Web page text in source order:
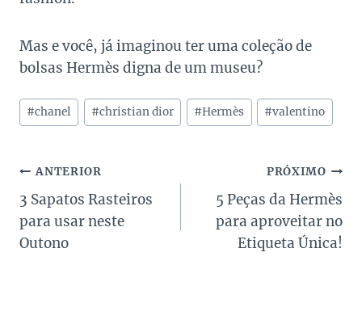
Mas e você, já imaginou ter uma coleção de
bolsas Hermès digna de um museu?
Tags
do
#chanel #christian dior #Hermès #valentino
Navegação
de
Post
ANTERIOR
3 Sapatos Rasteiros
para usar neste
Outono
PRÓXIMO
5 Peças da Hermès
para aproveitar no
Etiqueta Única!